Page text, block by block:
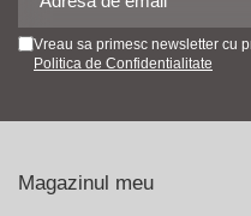
Vreau sa primesc newsletter cu
Politica de Confidentialitate
Magazinul meu